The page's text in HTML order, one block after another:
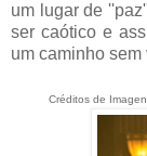
um lugar de
ser caótico e
um caminho sem
Créditos de